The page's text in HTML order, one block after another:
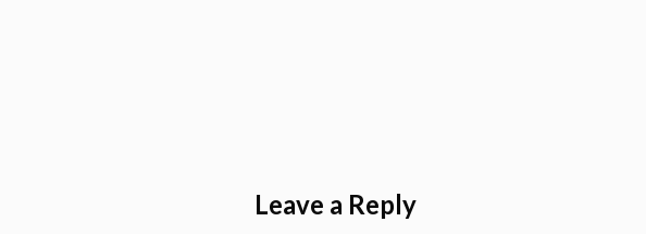
Leave a Reply